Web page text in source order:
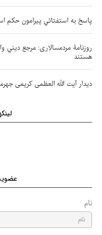
پاسخ به استفتائي پيرامون حكم
روزنامۀ مردمسالاری: مرجع
هستند
دیدار آیت الله العظمی کریمی
نام